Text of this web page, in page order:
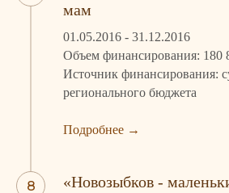
мам
01.05.2016 - 31.12.2016
Объем финансирования: 180
Источник финансирования:
регионального бюджета
Подробнее →
«Новозыбков -